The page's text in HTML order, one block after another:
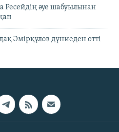
Ресейдің әуе шабуылынан
Әмірқұлов дүниеден өтті